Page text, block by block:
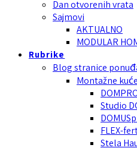
Dan otvorenih vrata
Sajmovi
AKTUALNO
MODULAR
Rubrike
Blog stranice
Montažne kuće
Studio
FLEX-
Stela